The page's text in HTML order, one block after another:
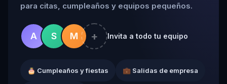
para citas, cumpleaños y equipos pequeños.
A S M + Invita a todo tu equipo
🎂 Cumpleaños y fiestas 💼 Salidas de empresa